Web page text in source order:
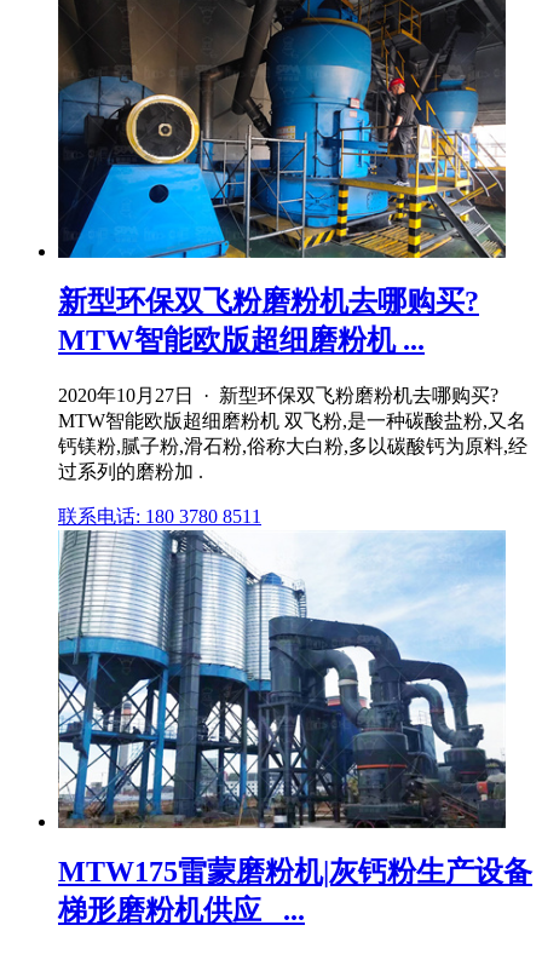
新型环保双飞粉磨粉机去哪购买?
MTW智能欧版超细磨粉机 ...
2020年10月27日 · 新型环保双飞粉磨粉机去哪购买?
MTW智能欧版超细磨粉机 双飞粉,是一种碳酸盐粉,又名
钙镁粉,腻子粉,滑石粉,俗称大白粉,多以碳酸钙为原料,经
过系列的磨粉加 .
联系电话: 180 3780 8511
MTW175雷蒙磨粉机|灰钙粉生产设备
梯形磨粉机供应_ ...